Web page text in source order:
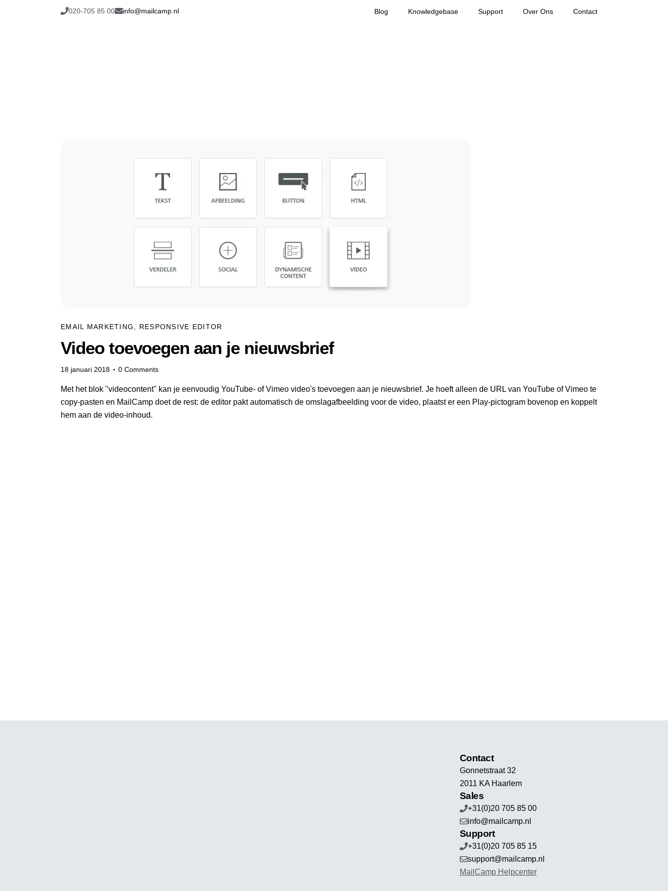
020-705 85 00 info@mailcamp.nl Blog Knowledgebase Support Over Ons Contact
EMAIL MARKETING RESPONSIVE EDITOR
Video toevoegen aan je nieuwsbrief
18 januari 2018 0 Comments
Met het blok "videocontent" kan je eenvoudig YouTube- of Vimeo video's toevoegen aan je nieuwsbrief. Je hoeft alleen de URL van YouTube of Vimeo te
copy-pasten en MailCamp doet de rest: de editor pakt automatisch de omslagafbeelding voor de video, plaatst er een Play-pictogram bovenop en koppelt
hem aan de video-inhoud.
Contact
Gonnetstraat 32
2011 KA Haarlem
Sales
+31(0)20 705 85 00
info@mailcamp.nl
Support
+31(0)20 705 85 15
support@mailcamp.nl
MailCamp Helpcenter